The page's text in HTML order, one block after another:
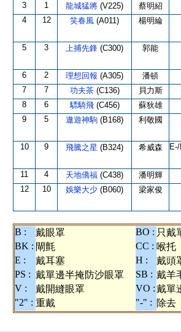
3 1 龍城猛將 (V225) 蔡明紹
4 12 笑春風 (A011) 楊明綸
5 3 上捕先鋒 (C300) 郭能
6 2 理想回報 (A305) 潘頓
7 7 功夫茶 (C136) 貝力斯
8 6 驃騎飛 (C456) 蘇狄雄
9 5 遨遊神駒 (B168) 利敬國
10 9 飛騰之星 (B324) 希威森
11 4 天地僑福 (C438) 潘明輝
12 10 娛樂大少 (B060) 梁家俊
B : 戴眼罩 BO : 只戴
BK : 閘氈 CC : 喉托
E :
戴耳塞 H : 戴頭
PS : 戴單邊半掩防沙眼罩 SB : 戴羊
V :
戴開縫眼罩 VO :戴單
"2" : 重戴 "-" : 除去